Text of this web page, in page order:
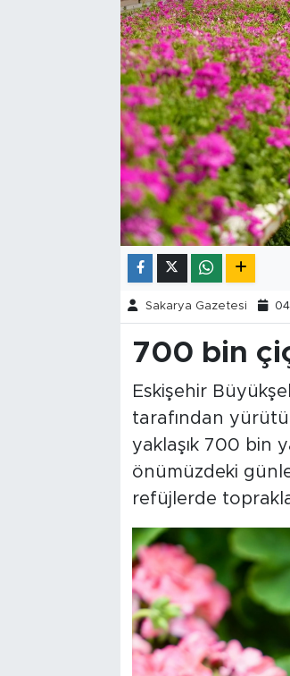
Sakarya Gazetesi
700 bin
Eskişehir
tarafından
yaklaşık 700 bin
önümüzdeki
refüjlerde
Resmi İlanlar
Foto Şaka